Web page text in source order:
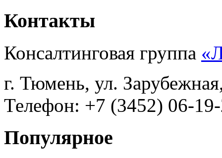
Контакты
Консалтинговая группа
г. Тюмень, ул.
Телефон: +7 (3452) 06-
Популярное